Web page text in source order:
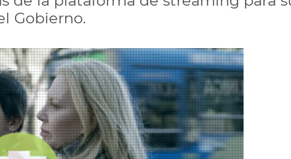
Gobierno.